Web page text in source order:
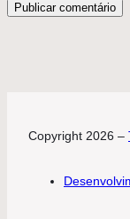
Copyright 2026 –